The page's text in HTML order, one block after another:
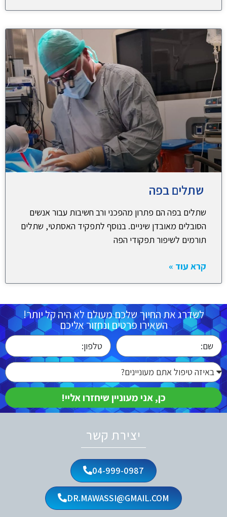
שתלים בפה
שתלים בפה הם פתרון מהפכני ורב חשיבות עבור אנשים
הסובלים מאובדן שיניים. בנוסף לתפקיד האסתטי, שתלים
תורמים לשיפור תפקודי הפה
קרא עוד »
לשדרג את החיוך שלכם מעולם לא היה קל יותר!
השאירו פרטים ונחזור אליכם
כן, אני מעוניין שיחזרו אליי!
יצירת קשר
04-999-0987
DR.MAWASSI@GMAIL.COM